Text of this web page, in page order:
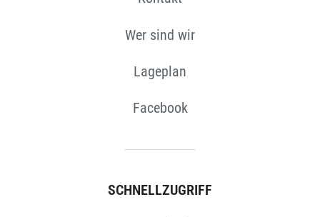
Wer sind wir
Lageplan
Facebook
SCHNELLZUGRIFF